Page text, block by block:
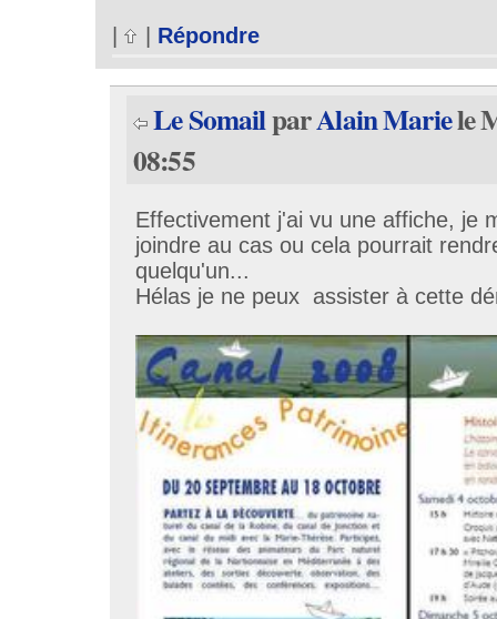
| Répondre
Le SomailparAlain Mariele
08:55
Effectivement j'ai vu une affiche, je
joindre au cas ou cela pourrait
quelqu'un...
Hélas je ne peux assister à cette